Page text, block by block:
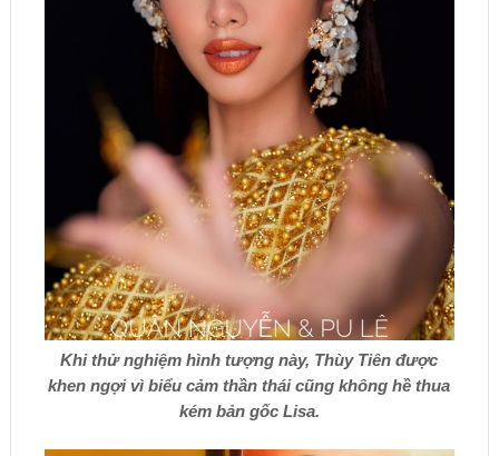
Khi thử nghiệm hình tượng này, Thùy Tiên được
khen ngợi vì biểu cảm thần thái cũng không hề thua
kém bản gốc Lisa.